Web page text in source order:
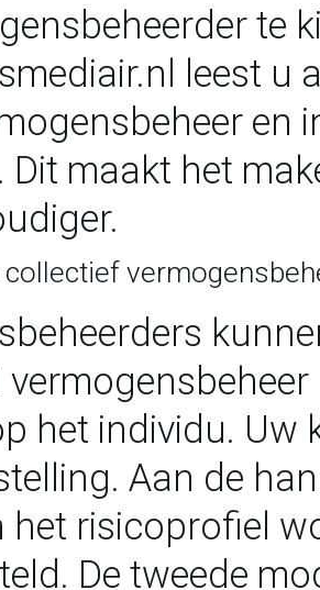
te
leest u
en
Dit maakt het
collectief
het individu. Uw
Aan de
het risicoprofiel
De tweede